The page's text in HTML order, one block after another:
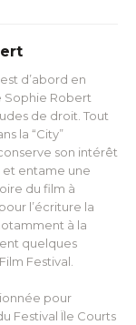
d’abord en
Robert
de droit. Tout
la “City”
son intérêt
entame une
du film à
l’écriture la
à la
quelques
Festival.
pour
Festival Ïle Courts